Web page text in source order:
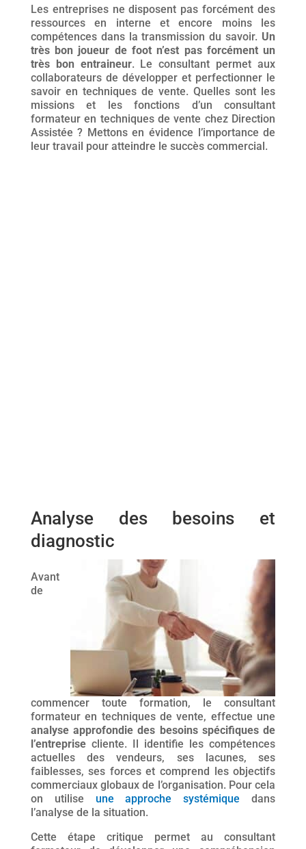
Les entreprises ne disposent pas forcément des
ressources en interne et encore moins les
compétences dans la transmission du savoir. Un
très bon joueur de foot n’est pas forcément un
très bon entraineur. Le consultant permet aux
collaborateurs de développer et perfectionner le
savoir en techniques de vente. Quelles sont les
missions et les fonctions d’un consultant
formateur en techniques de vente chez Direction
Assistée ? Mettons en évidence l’importance de
leur travail pour atteindre le succès commercial.
Analyse des besoins et
diagnostic
Avant
de
commencer toute formation, le consultant
formateur en techniques de vente, effectue une
analyse approfondie des besoins spécifiques de
l’entreprisecliente. Il identifie les compétences
actuelles des vendeurs, ses lacunes, ses
faiblesses, ses forces et comprend les objectifs
commerciaux globaux de l’organisation. Pour cela
on utilise une approche systémique dans
l’analyse de la situation.
Cette étape critique permet au consultant